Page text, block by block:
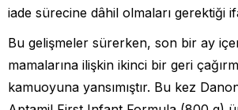
iade sürecine dâhil olmaları gerektiği
Bu gelişmeler sürerken, son bir ay
mamalarına ilişkin ikinci bir geri
kamuoyuna yansımıştır. Bu kez